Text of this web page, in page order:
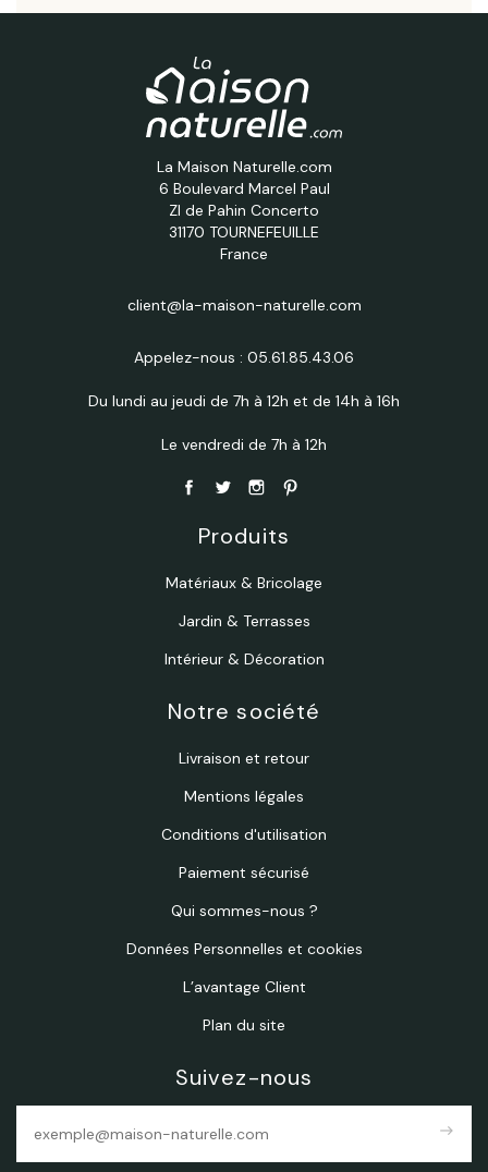
La Maison Naturelle.com
6 Boulevard Marcel Paul
ZI de Pahin Concerto
31170 TOURNEFEUILLE
France
client@la-maison-naturelle.com
Appelez-nous : 05.61.85.43.06
Du lundi au jeudi de 7h à 12h et de 14h à 16h
Le vendredi de 7h à 12h
Produits
Matériaux & Bricolage
Jardin & Terrasses
Intérieur & Décoration
Notre société
Livraison et retour
Mentions légales
Conditions d'utilisation
Paiement sécurisé
Qui sommes-nous ?
Données Personnelles et cookies
L’avantage Client
Plan du site
Suivez-nous
east